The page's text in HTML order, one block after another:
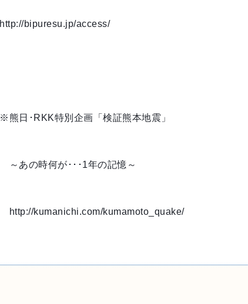
http://bipuresu.jp/access/
※熊日･RKK特別企画「検証熊本地震」
～あの時何が･･･1年の記憶～
http://kumanichi.com/kumamoto_quake/